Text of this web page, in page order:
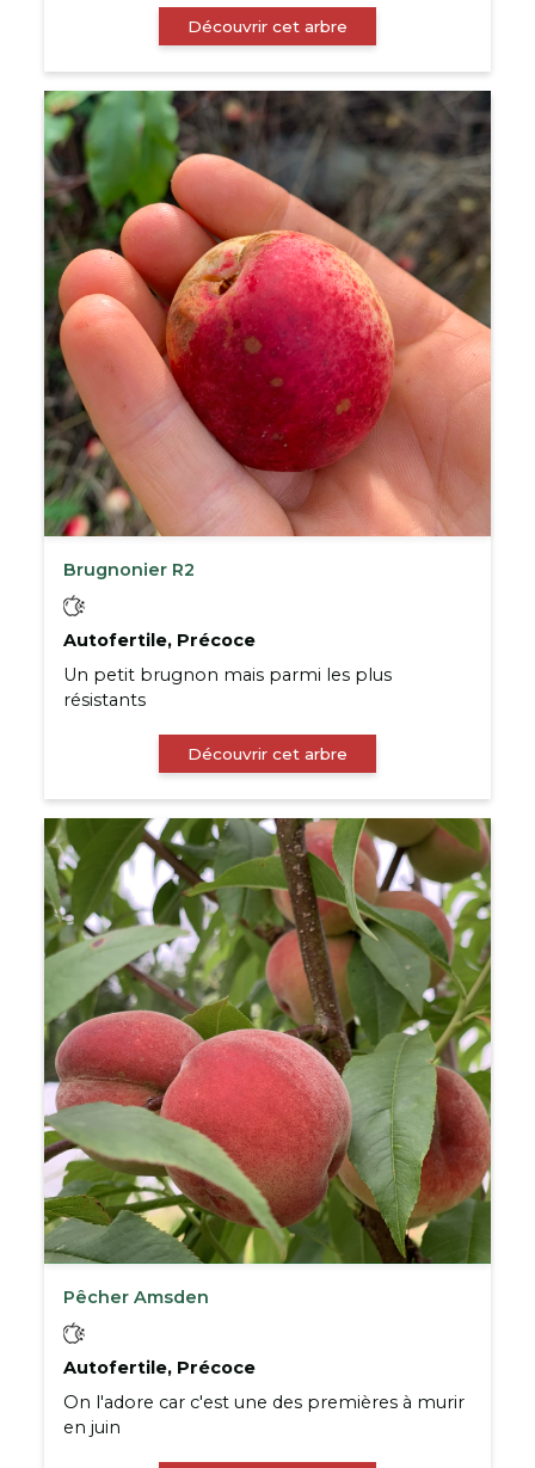
Découvrir cet arbre
Brugnonier R2
Autofertile, Précoce
Un petit brugnon mais parmi les plus
résistants
Découvrir cet arbre
Pêcher Amsden
Autofertile, Précoce
On l'adore car c'est une des premières à murir
en juin